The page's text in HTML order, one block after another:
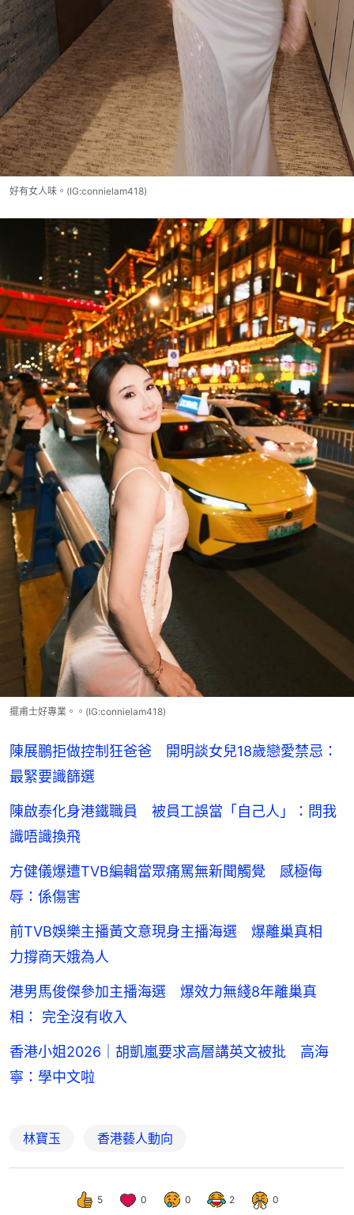
好有女人味。(IG:connielam418)
擺甫士好專業。。(IG:connielam418)
陳展鵬拒做控制狂爸爸 開明談女兒18歲戀愛禁忌：
最緊要識篩選
陳啟泰化身港鐵職員 被員工誤當「自己人」：問我
識唔識換飛
方健儀爆遭TVB編輯當眾痛罵無新聞觸覺 感極侮
辱：係傷害
前TVB娛樂主播黃文意現身主播海選 爆離巢真相
力撐商天娥為人
港男馬俊傑參加主播海選 爆效力無綫8年離巢真
相： 完全沒有收入
香港小姐2026｜胡凱嵐要求高層講英文被批 高海
寧：學中文啦
林寶玉 香港藝人動向
5 0 0 2 0